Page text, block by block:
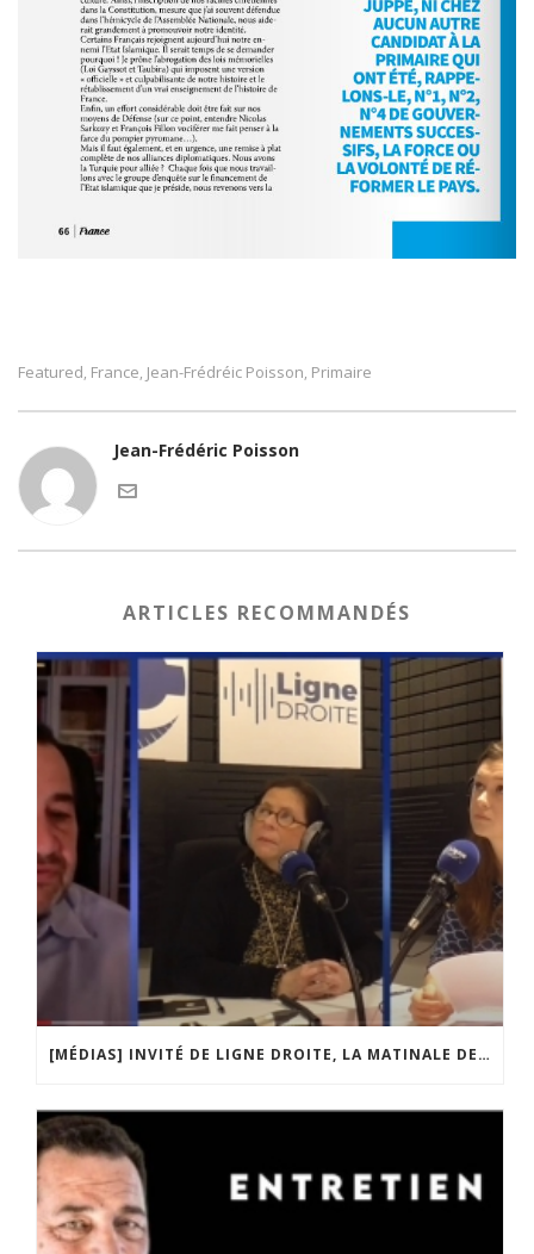
Featured, France, Jean-Frédréic Poisson, Primaire
Jean-Frédéric Poisson
ARTICLES RECOMMANDÉS
[MÉDIAS] INVITÉ DE LIGNE DROITE, LA MATINALE DE RADIO COURTOISIE